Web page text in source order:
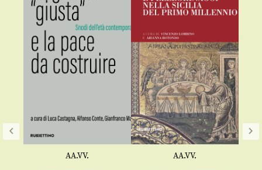
AA.VV. AA.VV.